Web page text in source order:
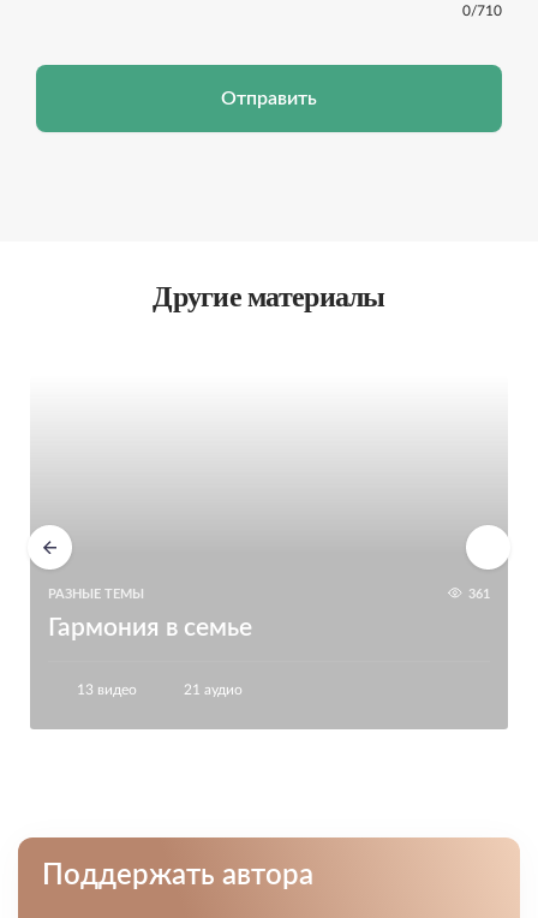
0/710
Отправить
Другие материалы
РАЗНЫЕ ТЕМЫ 361
Гармония в семье
13 видео 21 аудио
Поддержать автора